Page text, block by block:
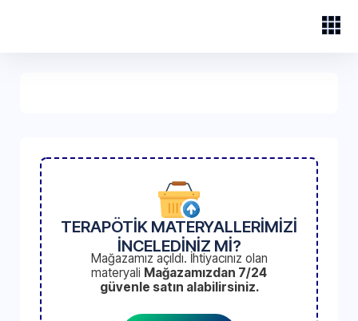
TERAPÖTİK MATERYALLERİMİZİ
İNCELEDİNİZ Mİ?
Mağazamız açıldı. İhtiyacınız olan
materyali Mağazamızdan 7/24
güvenle satın alabilirsiniz.